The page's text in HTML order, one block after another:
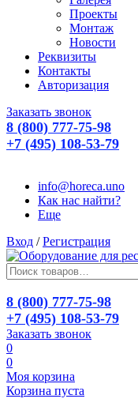
Проекты
Монтаж
Новости
Реквизиты
Контакты
Авторизация
Заказать звонок
8 (800) 777-75-98
+7 (495) 108-53-79
info@horeca.uno
Как нас найти?
Еще
Вход / Регистрация
8 (800) 777-75-98
+7 (495) 108-53-79
Заказать звонок
0
0
Моя корзина
Корзина пуста